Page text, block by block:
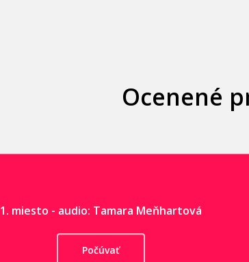
Ocenené
1. miesto - audio: Tamara Meňhartová
Počúvať